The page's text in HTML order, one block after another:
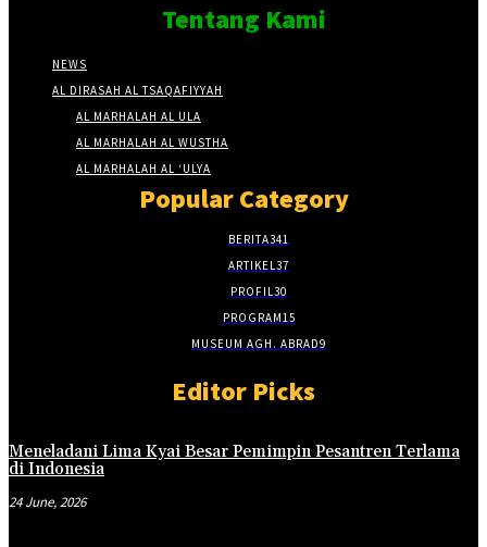
Tentang Kami
NEWS
AL DIRASAH AL TSAQAFIYYAH
AL MARHALAH AL ULA
AL MARHALAH AL WUSTHA
AL MARHALAH AL ‘ULYA
Popular Category
BERITA341
ARTIKEL 37
PROFIL 30
PROGRAM15
MUSEUM AGH. ABRAD9
Editor Picks
Meneladani Lima Kyai Besar Pemimpin Pesantren Terlama
di Indonesia
24 June, 2026